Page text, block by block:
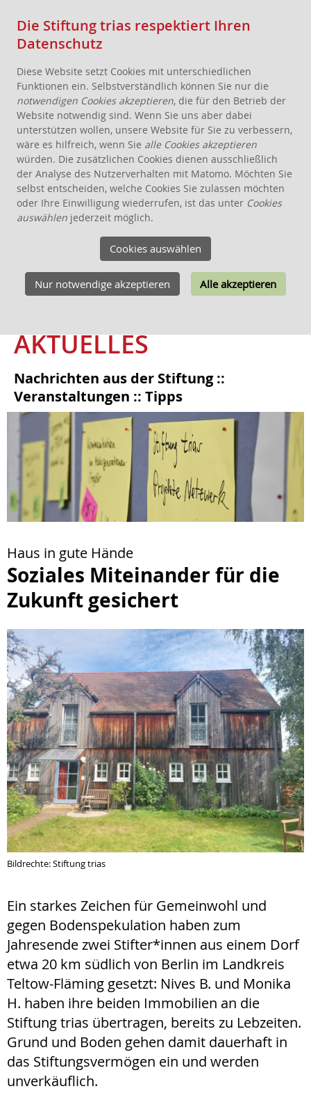
AKTUELLES
STIFTUNG
THEMEN
ANGEBOTE FÜR WOHNPROJEKTE
WISSEN
KONTAKT
AKTUELLES
Nachrichten aus der Stiftung ::
Veranstaltungen :: Tipps
Haus in gute Hände
Soziales Miteinander für die
Zukunft gesichert
Bildrechte: Stiftung trias
Ein starkes Zeichen für Gemeinwohl und
gegen Bodenspekulation haben zum
Jahresende zwei Stifter*innen aus einem Dorf
etwa 20 km südlich von Berlin im Landkreis
Teltow-Fläming gesetzt: Nives B. und Monika
H. haben ihre beiden Immobilien an die
Stiftung trias übertragen, bereits zu Lebzeiten.
Grund und Boden gehen damit dauerhaft in
das Stiftungsvermögen ein und werden
unverkäuflich.
Die Stiftung trias respektiert Ihren
Datenschutz
Diese Website setzt Cookies mit unterschiedlichen
Funktionen ein. Selbstverständlich können Sie nur die
notwendigen Cookies akzeptieren, die für den Betrieb der
Website notwendig sind. Wenn Sie uns aber dabei
unterstützen wollen, unsere Website für Sie zu verbessern,
wäre es hilfreich, wenn Sie alle Cookies akzeptieren
würden. Die zusätzlichen Cookies dienen ausschließlich
der Analyse des Nutzerverhalten mit Matomo. Möchten Sie
selbst entscheiden, welche Cookies Sie zulassen möchten
oder Ihre Einwilligung wiederrufen, ist das unter Cookies
auswählen jederzeit möglich.
Cookies auswählen
Nur notwendige akzeptieren Alle akzeptieren